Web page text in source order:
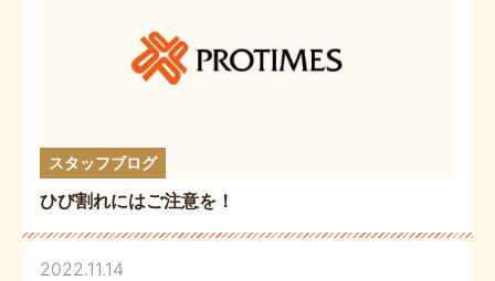
スタッフブログ
ひび割れにはご注意を！
2022.11.14